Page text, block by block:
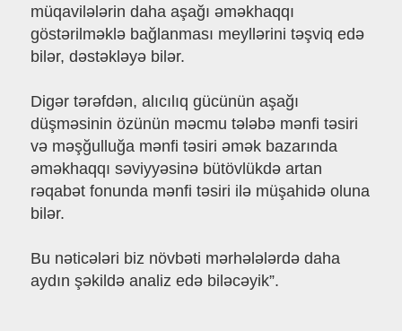
müqavilələrin daha aşağı əməkhaqqı
göstərilməklə bağlanması meyllərini təşviq edə
bilər, dəstəkləyə bilər.
Digər tərəfdən, alıcılıq gücünün aşağı
düşməsinin özünün məcmu tələbə mənfi təsiri
və məşğulluğa mənfi təsiri əmək bazarında
əməkhaqqı səviyyəsinə bütövlükdə artan
rəqabət fonunda mənfi təsiri ilə müşahidə oluna
bilər.
Bu nəticələri biz növbəti mərhələlərdə daha
aydın şəkildə analiz edə biləcəyik”.